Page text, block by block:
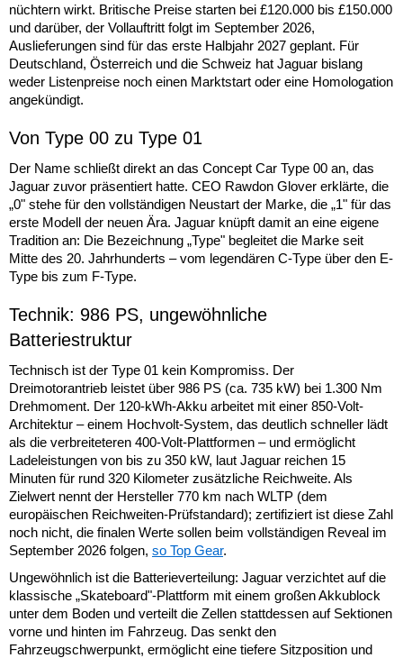
nüchtern wirkt. Britische Preise starten bei £120.000 bis £150.000
und darüber, der Vollauftritt folgt im September 2026,
Auslieferungen sind für das erste Halbjahr 2027 geplant. Für
Deutschland, Österreich und die Schweiz hat Jaguar bislang
weder Listenpreise noch einen Marktstart oder eine Homologation
angekündigt.
Von Type 00 zu Type 01
Der Name schließt direkt an das Concept Car Type 00 an, das
Jaguar zuvor präsentiert hatte. CEO Rawdon Glover erklärte, die
„0" stehe für den vollständigen Neustart der Marke, die „1" für das
erste Modell der neuen Ära. Jaguar knüpft damit an eine eigene
Tradition an: Die Bezeichnung „Type" begleitet die Marke seit
Mitte des 20. Jahrhunderts – vom legendären C-Type über den E-
Type bis zum F-Type.
Technik: 986 PS, ungewöhnliche
Batteriestruktur
Technisch ist der Type 01 kein Kompromiss. Der
Dreimotorantrieb leistet über 986 PS (ca. 735 kW) bei 1.300 Nm
Drehmoment. Der 120-kWh-Akku arbeitet mit einer 850-Volt-
Architektur – einem Hochvolt-System, das deutlich schneller lädt
als die verbreiteteren 400-Volt-Plattformen – und ermöglicht
Ladeleistungen von bis zu 350 kW, laut Jaguar reichen 15
Minuten für rund 320 Kilometer zusätzliche Reichweite. Als
Zielwert nennt der Hersteller 770 km nach WLTP (dem
europäischen Reichweiten-Prüfstandard); zertifiziert ist diese Zahl
noch nicht, die finalen Werte sollen beim vollständigen Reveal im
September 2026 folgen, so Top Gear.
Ungewöhnlich ist die Batterieverteilung: Jaguar verzichtet auf die
klassische „Skateboard"-Plattform mit einem großen Akkublock
unter dem Boden und verteilt die Zellen stattdessen auf Sektionen
vorne und hinten im Fahrzeug. Das senkt den
Fahrzeugschwerpunkt, ermöglicht eine tiefere Sitzposition und